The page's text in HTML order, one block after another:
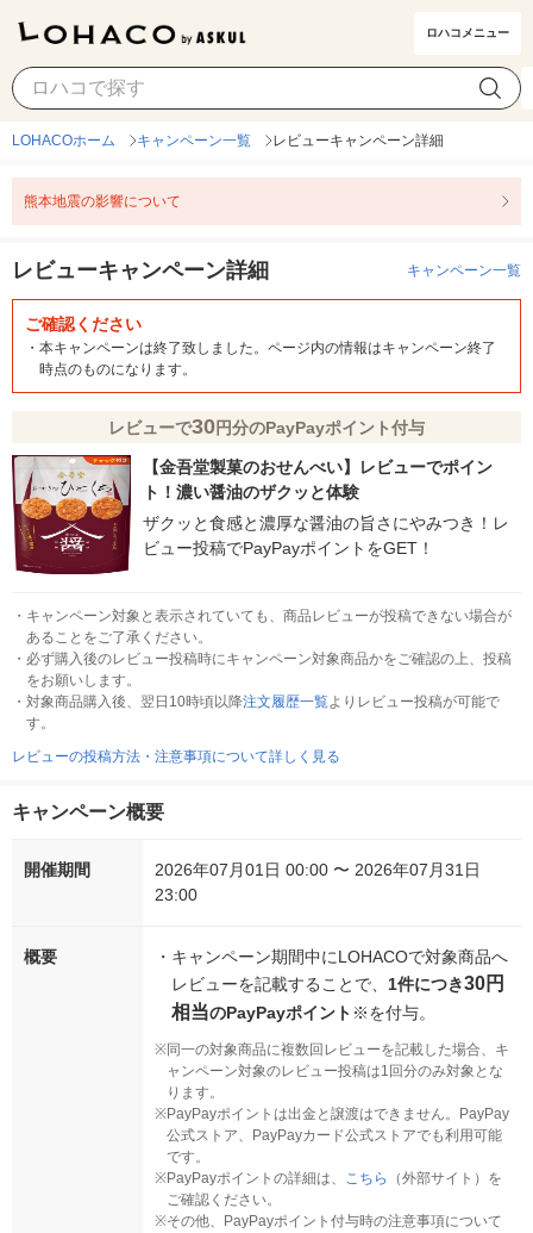
ロハコメニュー
LOHACOホーム キャンペーン一覧 レビューキャンペーン詳細
熊本地震の影響について
レビューキャンペーン詳細 キャンペーン一覧
ご確認ください
・ 本キャンペーンは終了致しました。ページ内の情報はキャンペーン終了
時点のものになります。
レビューで30円分のPayPayポイント付与
【金吾堂製菓のおせんべい】レビューでポイン
ト！濃い醤油のザクッと体験
ザクッと食感と濃厚な醤油の旨さにやみつき！レ
ビュー投稿でPayPayポイントをGET！
・ キャンペーン対象と表示されていても、商品レビューが投稿できない場合が
あることをご了承ください。
・ 必ず購入後のレビュー投稿時にキャンペーン対象商品かをご確認の上、投稿
をお願いします。
・ 対象商品購入後、翌日10時頃以降注文履歴一覧よりレビュー投稿が可能で
す。
レビューの投稿方法・注意事項について詳しく見る
キャンペーン概要
開催期間
2026年07月01日 00:00 〜 2026年07月31日
23:00
概要 ・ キャンペーン期間中にLOHACOで対象商品へ
レビューを記載することで、 1件につき30円
相当のPayPayポイント ※を付与。
※同一の対象商品に複数回レビューを記載した場合、キ
ャンペーン対象のレビュー投稿は1回分のみ対象とな
ります。
※PayPayポイントは出金と譲渡はできません。PayPay
公式ストア、PayPayカード公式ストアでも利用可能
です。
※PayPayポイントの詳細は、 こちら
（外部サイト）を
ご確認ください。
※その他、PayPayポイント付与時の注意事項について